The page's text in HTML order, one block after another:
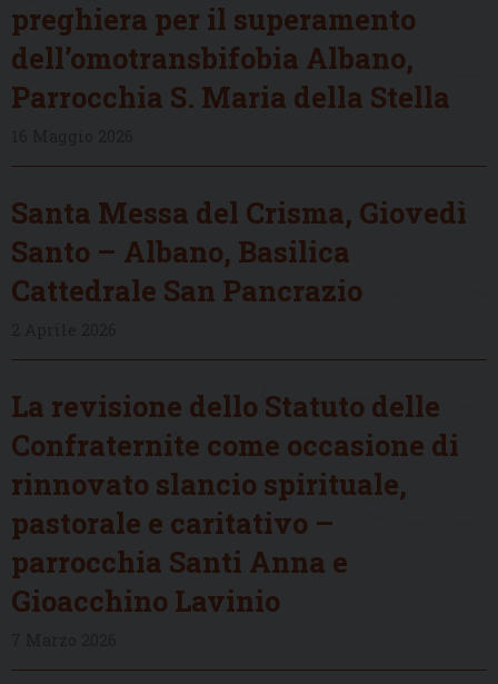
preghiera per il superamento
dell’omotransbifobia Albano,
Parrocchia S. Maria della Stella
Santa Messa del Crisma, Giovedì
Santo – Albano, Basilica
Cattedrale San Pancrazio
La revisione dello Statuto delle
Confraternite come occasione di
rinnovato slancio spirituale,
pastorale e caritativo –
parrocchia Santi Anna e
Gioacchino Lavinio